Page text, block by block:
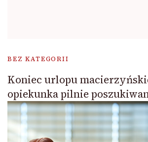
BEZ KATEGORII
Koniec urlopu
opiekunka pilnie